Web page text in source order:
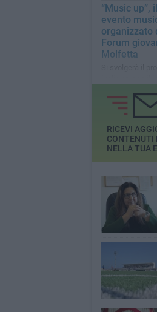
“Music up”,
evento
organizzato
Forum
Molfetta
RICEVI
CONTENUTI
NELLA TUA